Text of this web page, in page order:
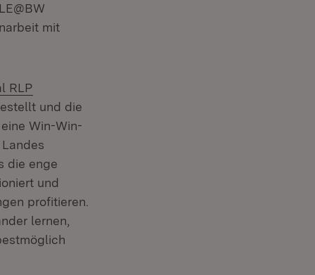
mit
RLP(Öffnet in neuem Fenster)
und die
Win-Win-
die enge
und
profitieren.
lernen,